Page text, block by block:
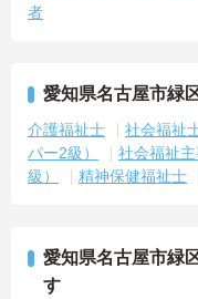
者
愛知県名古屋市緑
介護福祉士 社会福祉
パー2級）
社会福祉
級）
精神保健福祉士
愛知県名古屋市緑
す